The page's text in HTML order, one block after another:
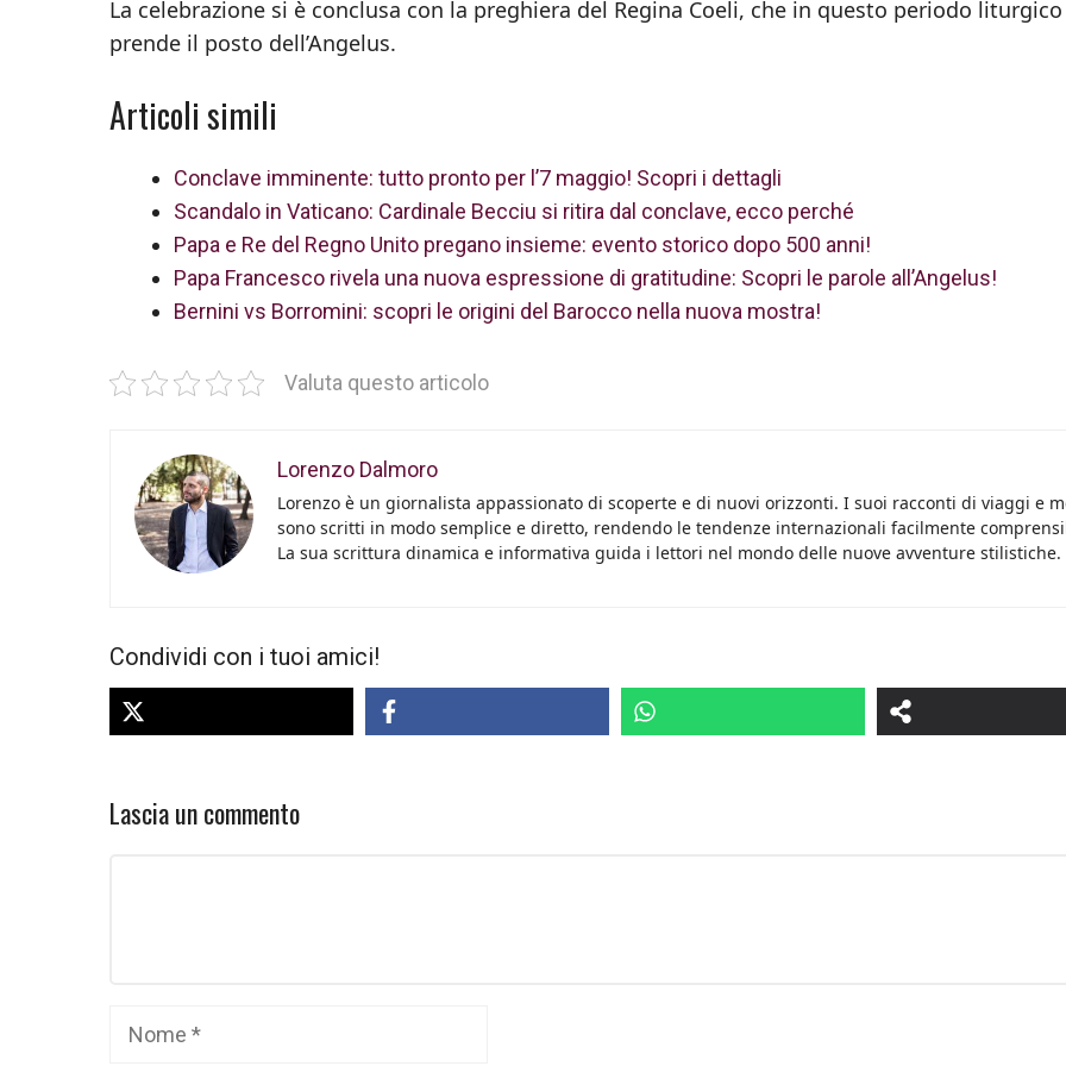
La celebrazione si è conclusa con la preghiera del Regina Coeli, che in questo periodo liturgico
prende il posto dell’Angelus.
Articoli simili
Conclave imminente: tutto pronto per l’7 maggio! Scopri i dettagli
Scandalo in Vaticano: Cardinale Becciu si ritira dal conclave, ecco perché
Papa e Re del Regno Unito pregano insieme: evento storico dopo 500 anni!
Papa Francesco rivela una nuova espressione di gratitudine: Scopri le parole all’Angelus!
Bernini vs Borromini: scopri le origini del Barocco nella nuova mostra!
Valuta questo articolo
Lorenzo Dalmoro
Lorenzo è un giornalista appassionato di scoperte e di nuovi orizzonti. I suoi racconti di viaggi e
sono scritti in modo semplice e diretto, rendendo le tendenze internazionali facilmente
La sua scrittura dinamica e informativa guida i lettori nel mondo delle nuove avventure stilistiche.
Condividi con i tuoi amici!
Lascia un commento